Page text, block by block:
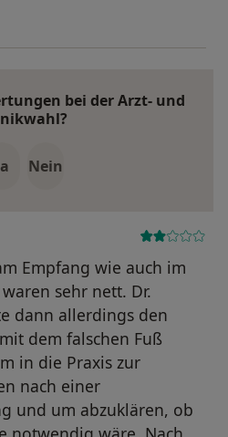
bei der Arzt- und
Nein
Empfang wie auch im
sehr nett. Dr.
dann allerdings den
dem falschen Fuß
in die Praxis zur
nach einer
und um abzuklären, ob